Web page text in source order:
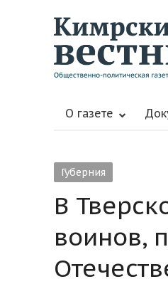
О газете
Губерния
В
воинов,